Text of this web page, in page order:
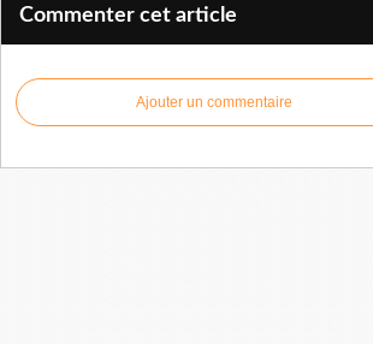
Commenter cet article
Ajouter un commentaire